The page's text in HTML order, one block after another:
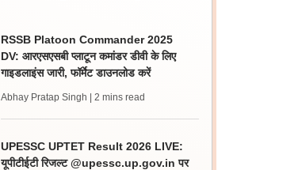
RSSB Platoon Commander 2025
DV: आरएसएसबी प्लाटून कमांडर डीवी के लिए
गाइडलाइंस जारी, फॉर्मेट डाउनलोड करें
Abhay Pratap Singh | 2 mins read
UPESSC UPTET Result 2026 LIVE:
यूपीटीईटी रिजल्ट @upessc.up.gov.in पर